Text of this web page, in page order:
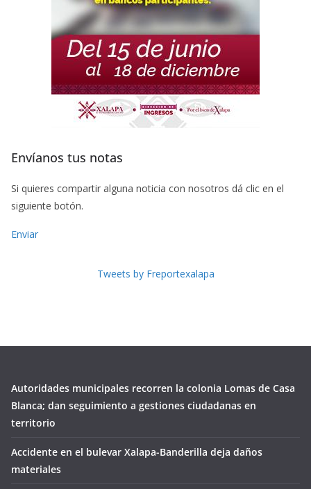
Envíanos tus notas
Si quieres compartir alguna noticia con nosotros dá clic en el
siguiente botón.
Enviar
Tweets by Freportexalapa
Autoridades municipales recorren la colonia Lomas de Casa
Blanca; dan seguimiento a gestiones ciudadanas en
territorio
Accidente en el bulevar Xalapa-Banderilla deja daños
materiales